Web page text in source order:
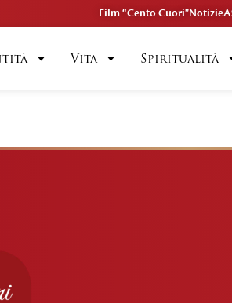
Film “Cento Cuori"Notizie
Vita Spiritualità